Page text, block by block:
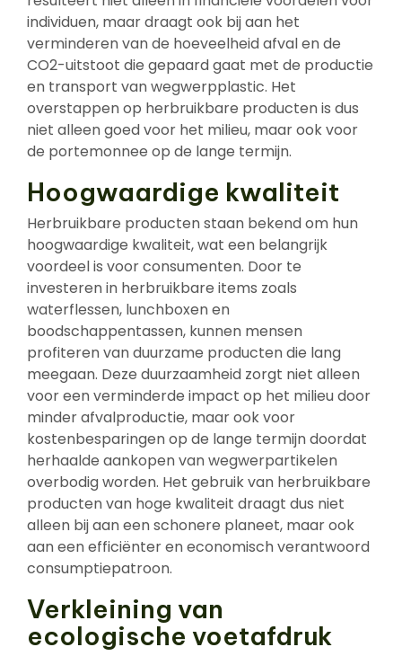
individuen, maar draagt ook bij aan het
verminderen van de hoeveelheid afval en de
CO2-uitstoot die gepaard gaat met de productie
en transport van wegwerpplastic. Het
overstappen op herbruikbare producten is dus
niet alleen goed voor het milieu, maar ook voor
de portemonnee op de lange termijn.
Hoogwaardige kwaliteit
Herbruikbare producten staan bekend om hun
hoogwaardige kwaliteit, wat een belangrijk
voordeel is voor consumenten. Door te
investeren in herbruikbare items zoals
waterflessen, lunchboxen en
boodschappentassen, kunnen mensen
profiteren van duurzame producten die lang
meegaan. Deze duurzaamheid zorgt niet alleen
voor een verminderde impact op het milieu door
minder afvalproductie, maar ook voor
kostenbesparingen op de lange termijn doordat
herhaalde aankopen van wegwerpartikelen
overbodig worden. Het gebruik van herbruikbare
producten van hoge kwaliteit draagt dus niet
alleen bij aan een schonere planeet, maar ook
aan een efficiënter en economisch verantwoord
consumptiepatroon.
Verkleining van
ecologische voetafdruk